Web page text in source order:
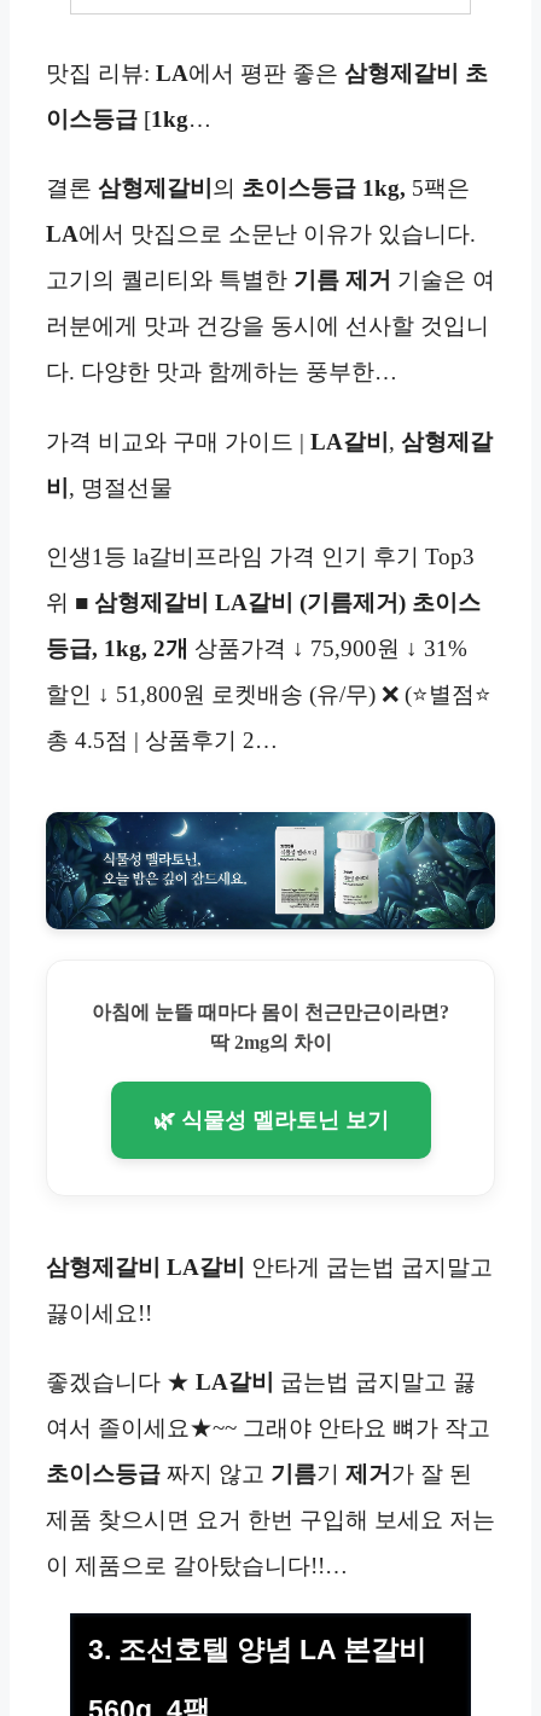
맛집 리뷰: LA에서 평판 좋은 삼형제갈비
초
이스등급 [1kg…
결론 삼형제갈비 의 초이스등급 1kg, 5팩은
LA에서 맛집으로 소문난 이유가 있습니다.
고기의 퀄리티와 특별한 기름 제거 기술은 여
러분에게 맛과 건강을 동시에 선사할 것입니
다. 다양한 맛과 함께하는 풍부한…
가격 비교와 구매 가이드 | LA갈비 , 삼형제갈
비 , 명절선물
인생1등 la갈비프라임 가격 인기 후기 Top3
위 ■ 삼형제갈비 LA갈비 (기름제거) 초이스
등급, 1kg, 2개 상품가격 ↓ 75,900원 ↓ 31%
할인 ↓ 51,800원 로켓배송 (유/무) ❌ (⭐별점⭐
총 4.5점 | 상품후기 2…
아침에 눈뜰 때마다 몸이 천근만근이라면?
딱 2mg의 차이
🌿 식물성 멜라토닌 보기
삼형제갈비 LA갈비
안타게 굽는법 굽지말고
끓이세요!!
좋겠습니다 ★ LA갈비
굽는법 굽지말고 끓
여서 졸이세요★~~ 그래야 안타요 뼈가 작고
초이스등급 짜지 않고 기름기 제거 가 잘 된
제품 찾으시면 요거 한번 구입해 보세요 저는
이 제품으로 갈아탔습니다!!…
3. 조선호텔 양념 LA 본갈비